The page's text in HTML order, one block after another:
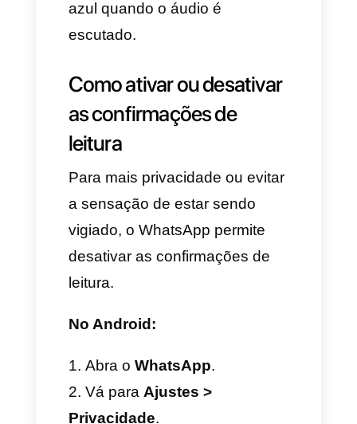
Um check cinza (✓):
mensagem enviada do seu
dispositivo.
Dois checks cinzas (✓✓):
mensagem entregue ao
dispositivo do receptor.
Dois checks azuis (✓✓):
mensagem lida pelo
ícone se transforma em
microfone, que também fica